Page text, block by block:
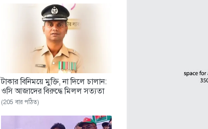
টাকার বিনিময়ে মুক্তি, না দিলে চালান:
ওসি আজাদের বিরুদ্ধে মিলল সত্যতা
(205 বার পঠিত)